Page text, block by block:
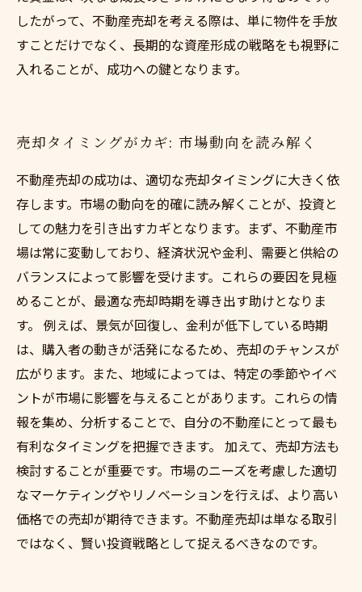
したがって、不動産売却を考える際は、単に物件を手放
すことだけでなく、長期的な資産形成の戦略をも視野に
入れることが、成功への鍵となります。
売却タイミングがカギ: 市場動向を読み解く
不動産売却の成功は、適切な売却タイミングに大きく依
存します。市場の動向を的確に読み解くことが、投資と
しての魅力を引き出すカギとなります。まず、不動産市
場は常に変動しており、経済状況や金利、需要と供給の
バランスによって影響を受けます。これらの要因を見極
めることが、最適な売却時期を導き出す助けとなりま
す。 例えば、景気が回復し、金利が低下している時期
は、購入者の動きが活発になるため、売却のチャンスが
広がります。また、地域によっては、特定の季節やイベ
ントが市場に影響を与えることがあります。これらの情
報を集め、分析することで、自分の不動産にとって最も
有利なタイミングを把握できます。 加えて、売却方法も
検討することが重要です。市場のニーズを考慮した適切
なマーケティングやリノベーションを行えば、より高い
価格での売却が期待できます。不動産売却は単なる取引
ではなく、賢い投資戦略として捉えるべきなのです。